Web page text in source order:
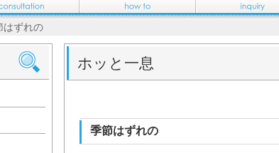
はずれの
ホッと一息
季節はずれの